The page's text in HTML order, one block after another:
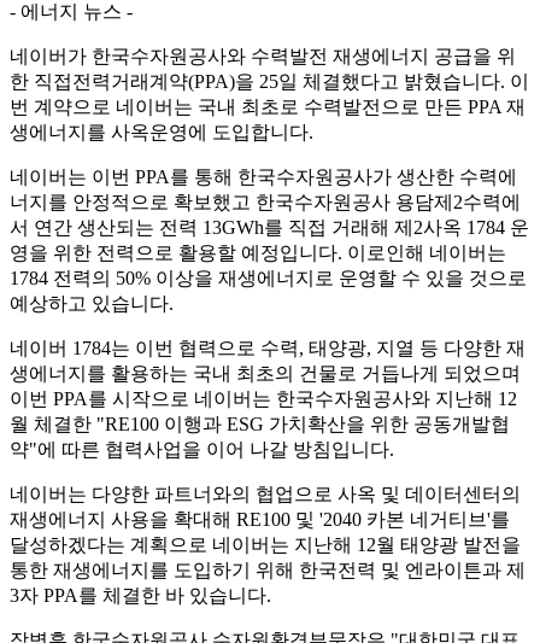
- 에너지 뉴스 -
네이버가 한국수자원공사와 수력발전 재생에너지 공급을 위
한 직접전력거래계약(PPA)을 25일 체결했다고 밝혔습니다. 이
번 계약으로 네이버는 국내 최초로 수력발전으로 만든 PPA 재
생에너지를 사옥운영에 도입합니다.
네이버는 이번 PPA를 통해 한국수자원공사가 생산한 수력에
너지를 안정적으로 확보했고 한국수자원공사 용담제2수력에
서 연간 생산되는 전력 13GWh를 직접 거래해 제2사옥 1784 운
영을 위한 전력으로 활용할 예정입니다. 이로인해 네이버는
1784 전력의 50% 이상을 재생에너지로 운영할 수 있을 것으로
예상하고 있습니다.
네이버 1784는 이번 협력으로 수력, 태양광, 지열 등 다양한 재
생에너지를 활용하는 국내 최초의 건물로 거듭나게 되었으며
이번 PPA를 시작으로 네이버는 한국수자원공사와 지난해 12
월 체결한 "RE100 이행과 ESG 가치확산을 위한 공동개발협
약"에 따른 협력사업을 이어 나갈 방침입니다.
네이버는 다양한 파트너와의 협업으로 사옥 및 데이터센터의
재생에너지 사용을 확대해 RE100 및 '2040 카본 네거티브'를
달성하겠다는 계획으로 네이버는 지난해 12월 태양광 발전을
통한 재생에너지를 도입하기 위해 한국전력 및 엔라이튼과 제
3자 PPA를 체결한 바 있습니다.